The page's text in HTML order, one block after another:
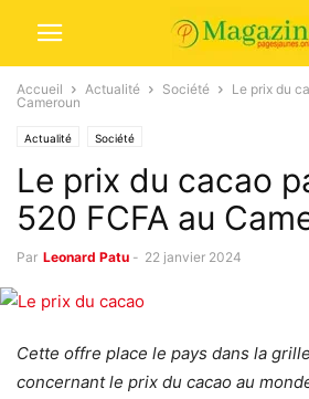
Accueil Actualité Société
Le prix du
Cameroun
Actualité Société
Le prix du cacao
520 FCFA au
Par Leonard Patu - 22 janvier 2024
Cette offre place le pays dans la
concernant le prix du cacao au